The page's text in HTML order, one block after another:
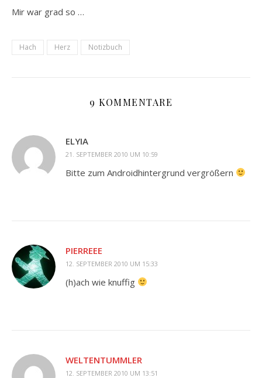
Mir war grad so …
Hach Herz Notizbuch
9 KOMMENTARE
ELYIA
21. SEPTEMBER 2010 UM 10:59
Bitte zum Androidhintergrund vergrößern
PIERREEE
12. SEPTEMBER 2010 UM 15:33
(h)ach wie knuffig
WELTENTUMMLER
12. SEPTEMBER 2010 UM 13:51